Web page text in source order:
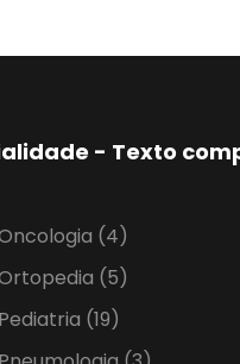
- Texto
(4)
(5)
Pediatria (19)